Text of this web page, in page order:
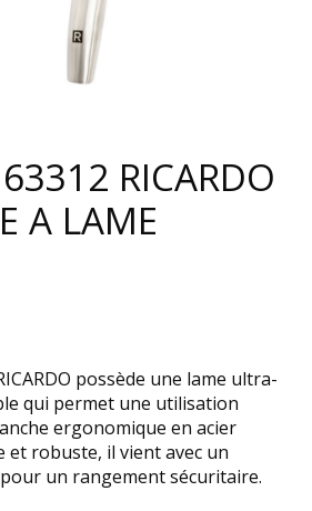
RICARDO
A LAME
possède une lame ultra-
qui permet une utilisation
ergonomique en acier
et robuste, il vient avec un
un rangement sécuritaire.